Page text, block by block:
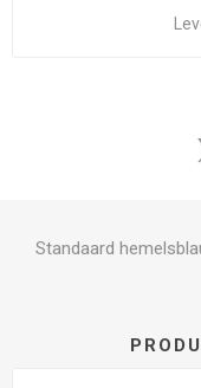
Standaard